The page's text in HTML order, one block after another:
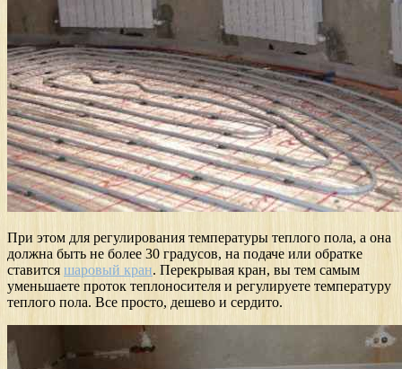
При этом для регулирования температуры теплого пола, а она
должна быть не более 30 градусов, на подаче или обратке
ставится шаровый кран. Перекрывая кран, вы тем самым
уменьшаете проток теплоносителя и регулируете температуру
теплого пола. Все просто, дешево и сердито.